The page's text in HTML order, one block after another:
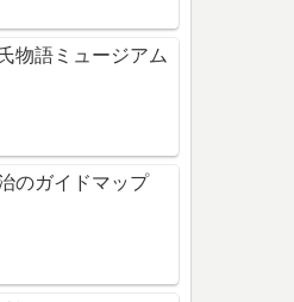
物語ミュージアム
のガイドマップ